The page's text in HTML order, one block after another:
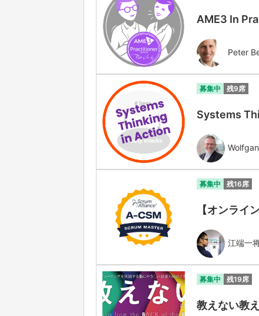
AME3 In
Peter
募集中 残9席
Systems
募集中 残16席
【オンラ
江端一
募集中 残19席
教えない教